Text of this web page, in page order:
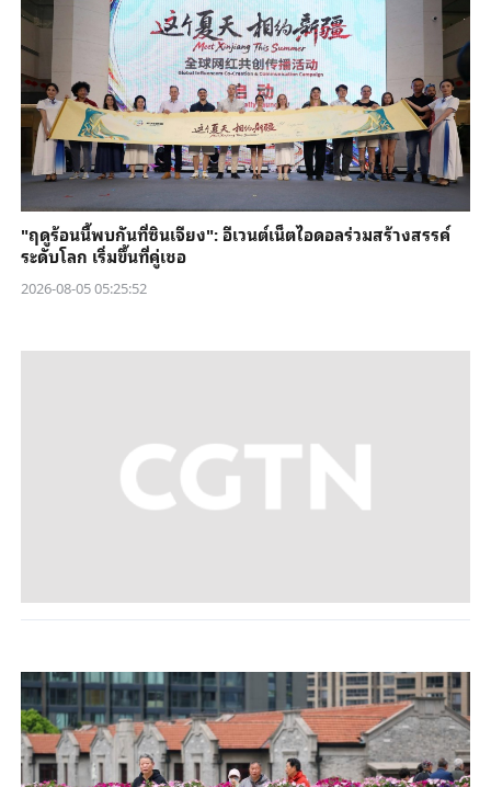
"ฤดูร้อนนี้พบกันที่ซินเจียง": อีเวนต์เน็ตไอดอลร่วมสร้างสรรค์
ระดับโลก เริ่มขึ้นที่คู่เชอ
2026-08-05 05:25:52